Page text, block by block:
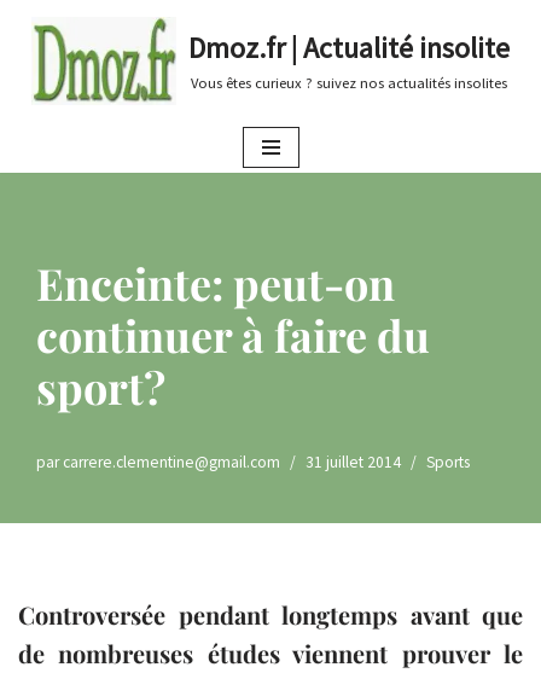
au
Dmoz.fr | Actualité insolite
Vous êtes curieux ? suivez nos actualités insolites
Enceinte: peut-on
continuer à faire du
sport?
parcarrere.clementine@gmail.com 31 juillet 2014 Sports
Controversée pendant longtemps avant que
de nombreuses études viennent prouver le